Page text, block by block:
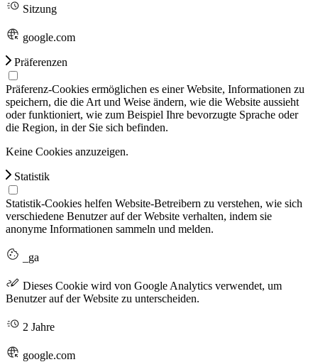
Sitzung
google.com
Präferenzen
Präferenz-Cookies ermöglichen es einer Website, Informationen zu
speichern, die die Art und Weise ändern, wie die Website aussieht
oder funktioniert, wie zum Beispiel Ihre bevorzugte Sprache oder
die Region, in der Sie sich befinden.
Keine Cookies anzuzeigen.
Statistik
Statistik-Cookies helfen Website-Betreibern zu verstehen, wie sich
verschiedene Benutzer auf der Website verhalten, indem sie
anonyme Informationen sammeln und melden.
_ga
Dieses Cookie wird von Google Analytics verwendet, um
Benutzer auf der Website zu unterscheiden.
2 Jahre
google.com